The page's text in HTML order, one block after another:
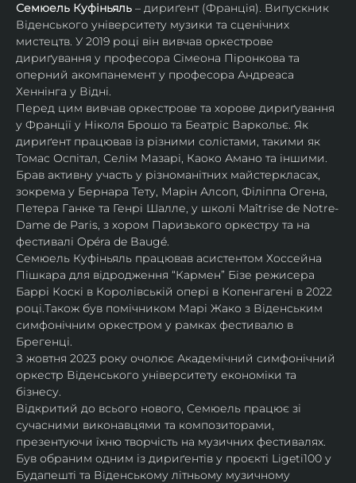
Семюель Куфіньяль – дириґент (Франція). Випускник
Віденського університету музики та сценічних
мистецтв. У 2019 році він вивчав оркестрове
дириґування у професора Сімеона Піронкова та
оперний акомпанемент у професора Андреаса
Хеннінга у Відні.
Перед цим вивчав оркестрове та хорове дириґування
у Франції у Ніколя Брошо та Беатріс Варкольє. Як
дириґент працював із різними солістами, такими як
Томас Оспітал, Селім Мазарі, Каоко Амано та іншими.
Брав активну участь у різноманітних майстеркласах,
зокрема у Бернара Тету, Марін Алсоп, Філіппа Огена,
Петера Ганке та Генрі Шалле, у школі Maîtrise de Notre-
Dame de Paris, з хором Паризького оркестру та на
фестивалі Opéra de Baugé.
Семюель Куфіньяль працював асистентом Хоссейна
Пішкара для відродження “Кармен” Бізе режисера
Баррі Коскі в Королівській опері в Копенгагені в 2022
році.Також був помічником Марі Жако з Віденським
симфонічним оркестром у рамках фестивалю в
Брегенці.
З жовтня 2023 року очолює Академічний симфонічний
оркестр Віденського університету економіки та
бізнесу.
Відкритий до всього нового, Семюель працює зі
сучасними виконавцями та композиторами,
презентуючи їхню творчість на музичних фестивалях.
Був обраним одним із дириґентів у проєкті Ligeti100 у
Будапешті та Віденському літньому музичному